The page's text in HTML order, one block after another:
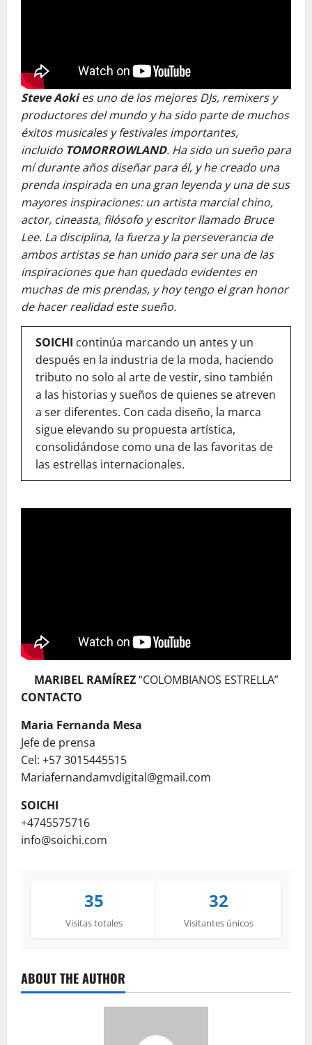
Steve Aokies uno de los mejores DJs, remixers y
productores del mundo y ha sido parte de muchos
éxitos musicales y festivales importantes,
incluido TOMORROWLAND. Ha sido un sueño para
mí durante años diseñar para él, y he creado una
prenda inspirada en una gran leyenda y una de sus
mayores inspiraciones: un artista marcial chino,
actor, cineasta, filósofo y escritor llamado Bruce
Lee. La disciplina, la fuerza y la perseverancia de
ambos artistas se han unido para ser una de las
inspiraciones que han quedado evidentes en
muchas de mis prendas, y hoy tengo el gran honor
de hacer realidad este sueño.
SOICHI continúa marcando un antes y un
después en la industria de la moda, haciendo
tributo no solo al arte de vestir, sino también
a las historias y sueños de quienes se atreven
a ser diferentes. Con cada diseño, la marca
sigue elevando su propuesta artística,
consolidándose como una de las favoritas de
las estrellas internacionales.
MARIBEL RAMÍREZ“COLOMBIANOS ESTRELLA”
CONTACTO
Maria Fernanda Mesa
Jefe de prensa
Cel: +57 3015445515
Mariafernandamvdigital@gmail.com
SOICHI
+4745575716
info@soichi.com
35
Visitas totales
32
Visitantes únicos
ABOUT THE AUTHOR